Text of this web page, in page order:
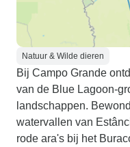
Natuur & Wilde dieren
Bij Campo Grande
van de Blue Lagoon-
landschappen.
watervallen van
rode ara's bij het